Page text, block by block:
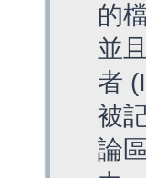
的
並
者
被
論